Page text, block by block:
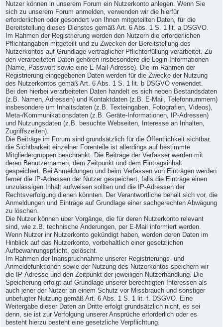
Nutzer können in unserem Forum ein Nutzerkonto anlegen. Wenn Sie
sich zu unserem Forum anmelden, verwenden wir die hierfür
erforderlichen oder gesondert von Ihnen mitgeteilten Daten, für die
Bereitstellung dieses Dienstes gemäß Art. 6 Abs. 1 S. 1 lit. a DSGVO.
Im Rahmen der Registrierung werden den Nutzern die erforderlichen
Pflichtangaben mitgeteilt und zu Zwecken der Bereitstellung des
Nutzerkontos auf Grundlage vertraglicher Pflichterfüllung verarbeitet. Zu
den verarbeiteten Daten gehören insbesondere die Login-Informationen
(Name, Passwort sowie eine E-Mail-Adresse). Die im Rahmen der
Registrierung eingegebenen Daten werden für die Zwecke der Nutzung
des Nutzerkontos gemäß Art. 6 Abs. 1 S. 1 lit. b DSGVO verwendet.
Bei den hierbei verarbeiteten Daten handelt es sich neben Bestandsdaten
(z.B. Namen, Adressen) und Kontaktdaten (z.B. E-Mail, Telefonnummern)
insbesondere um Inhaltsdaten (z.B. Texteingaben, Fotografien, Videos),
Meta-/Kommunikationsdaten (z.B. Geräte-Informationen, IP-Adressen)
und Nutzungsdaten (z.B. besuchte Webseiten, Interesse an Inhalten,
Zugriffszeiten).
Die Beiträge im Forum sind grundsätzlich für die Öffentlichkeit sichtbar,
die Sichtbarkeit einzelner Forenteile ist allerdings auf bestimmte
Mitgliedergruppen beschränkt. Die Beiträge der Verfasser werden mit
deren Benutzernamen, dem Zeitpunkt und dem Eintragsinhalt
gespeichert. Bei Anmeldungen und beim Verfassen von Einträgen werden
ferner die IP-Adressen der Nutzer gespeichert, falls die Einträge einen
unzulässigen Inhalt aufweisen sollten und die IP-Adressen der
Rechtsverfolgung dienen könnten. Der Verantwortliche behält sich vor, die
Anmeldungen und Einträge auf Grundlage einer sachgerechten Abwägung
zu löschen.
Die Nutzer können über Vorgänge, die für deren Nutzerkonto relevant
sind, wie z.B. technische Änderungen, per E-Mail informiert werden.
Wenn Nutzer ihr Nutzerkonto gekündigt haben, werden deren Daten im
Hinblick auf das Nutzerkonto, vorbehaltlich einer gesetzlichen
Aufbewahrungspflicht, gelöscht.
Im Rahmen der Inanspruchnahme unserer Registrierungs- und
Anmeldefunktionen sowie der Nutzung des Nutzerkontos speichern wir
die IP-Adresse und den Zeitpunkt der jeweiligen Nutzerhandlung. Die
Speicherung erfolgt auf Grundlage unserer berechtigten Interessen als
auch jener der Nutzer an einem Schutz vor Missbrauch und sonstiger
unbefugter Nutzung gemäß Art. 6 Abs. 1 S. 1 lit. f. DSGVO. Eine
Weitergabe dieser Daten an Dritte erfolgt grundsätzlich nicht, es sei
denn, sie ist zur Verfolgung unserer Ansprüche erforderlich oder es
besteht hierzu besteht eine gesetzliche Verpflichtung.